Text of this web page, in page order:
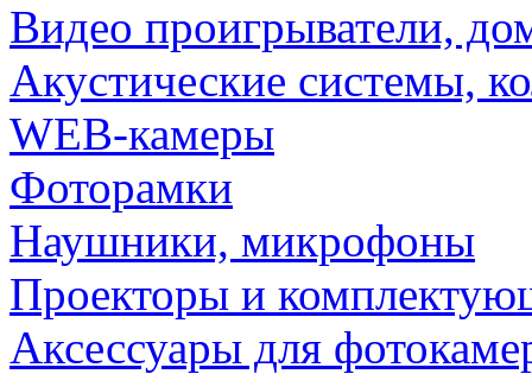
Видео проигрыватели,
Акустические системы,
WEB-камеры
Фоторамки
Наушники, микрофоны
Проекторы и
Аксессуары для